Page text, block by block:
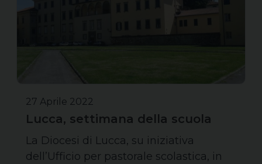
27 Aprile 2022
Lucca, settimana della scuola
La Diocesi di Lucca, su iniziativa
dell’Ufficio per pastorale scolastica, in